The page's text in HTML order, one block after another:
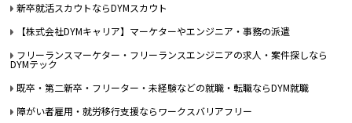
新卒就活スカウトならDYMスカウト
【株式会社DYMキャリア】マーケターやエンジニア・事務の派遣
フリーランスマーケター・フリーランスエンジニアの求人・案件探しなら
DYMテック
既卒・第二新卒・フリーター・未経験などの就職・転職ならDYM就職
障がい者雇用・就労移行支援ならワークスバリアフリー